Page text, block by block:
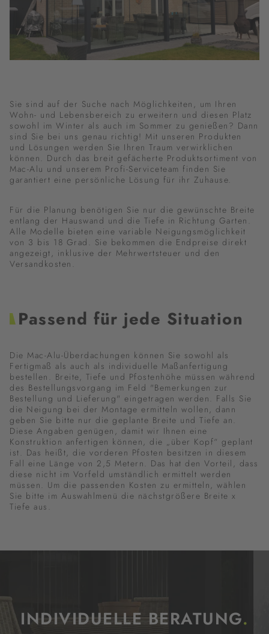
Sie sind auf der Suche nach Möglichkeiten, um Ihren
Wohn- und Lebensbereich zu erweitern und diesen Platz
sowohl im Winter als auch im Sommer zu genießen? Dann
sind Sie bei uns genau richtig! Mit unseren Produkten
und Lösungen werden Sie Ihren Traum verwirklichen
können. Durch das breit gefächerte Produktsortiment von
Mac-Alu und unserem Profi-Serviceteam finden Sie
garantiert eine persönliche Lösung für ihr Zuhause.
Für die Planung benötigen Sie nur die gewünschte Breite
entlang der Hauswand und die Tiefe in Richtung Garten.
Alle Modelle bieten eine variable Neigungsmöglichkeit
von 3 bis 18 Grad. Sie bekommen die Endpreise direkt
angezeigt, inklusive der Mehrwertsteuer und den
Versandkosten.
Passend für jede Situation
Die Mac-Alu-Überdachungen können Sie sowohl als
Fertigmaß als auch als individuelle Maßanfertigung
bestellen. Breite, Tiefe und Pfostenhöhe müssen während
des Bestellungsvorgang im Feld "Bemerkungen zur
Bestellung und Lieferung" eingetragen werden. Falls Sie
die Neigung bei der Montage ermitteln wollen, dann
geben Sie bitte nur die geplante Breite und Tiefe an.
Diese Angaben genügen, damit wir Ihnen eine
Konstruktion anfertigen können, die „über Kopf“ geplant
ist. Das heißt, die vorderen Pfosten besitzen in diesem
Fall eine Länge von 2,5 Metern. Das hat den Vorteil, dass
diese nicht im Vorfeld umständlich ermittelt werden
müssen. Um die passenden Kosten zu ermitteln, wählen
Sie bitte im Auswahlmenü die nächstgrößere Breite x
Tiefe aus.
INDIVIDUELLE BERATUNG.